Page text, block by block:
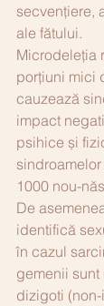
secvențiere,
ale fătului.
Microdeleţia
porţiuni mici
cauzează
impact
psihice și
1000 nou-
De
identifică
în cazul
gemenii
dizigoti